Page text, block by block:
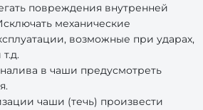
повреждения внутренней
механические
возможные при ударах,
в чаши предусмотреть
чаши (течь) произвести